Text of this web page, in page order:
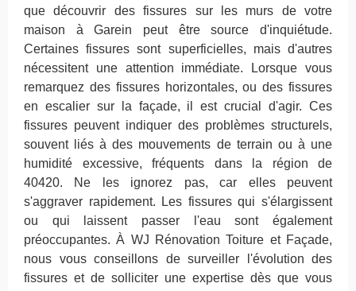
que découvrir des fissures sur les murs de votre
maison à Garein peut être source d'inquiétude.
Certaines fissures sont superficielles, mais d'autres
nécessitent une attention immédiate. Lorsque vous
remarquez des fissures horizontales, ou des fissures
en escalier sur la façade, il est crucial d'agir. Ces
fissures peuvent indiquer des problèmes structurels,
souvent liés à des mouvements de terrain ou à une
humidité excessive, fréquents dans la région de
40420. Ne les ignorez pas, car elles peuvent
s'aggraver rapidement. Les fissures qui s'élargissent
ou qui laissent passer l'eau sont également
préoccupantes. À WJ Rénovation Toiture et Façade,
nous vous conseillons de surveiller l'évolution des
fissures et de solliciter une expertise dès que vous